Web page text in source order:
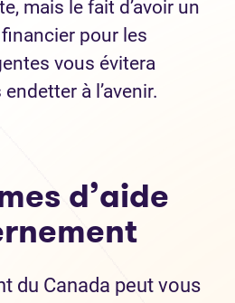
mais le fait d’avoir un
pour les
vous évitera
endetter à l’avenir.
d’aide
du Canada peut vous